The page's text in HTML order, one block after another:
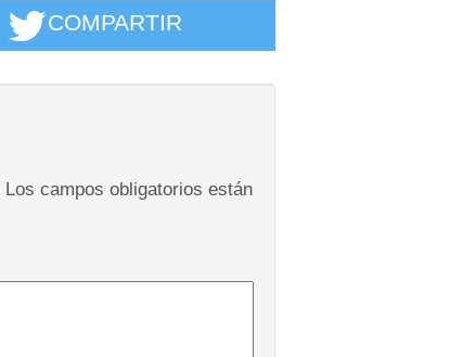
COMPARTIR
Los campos obligatorios están